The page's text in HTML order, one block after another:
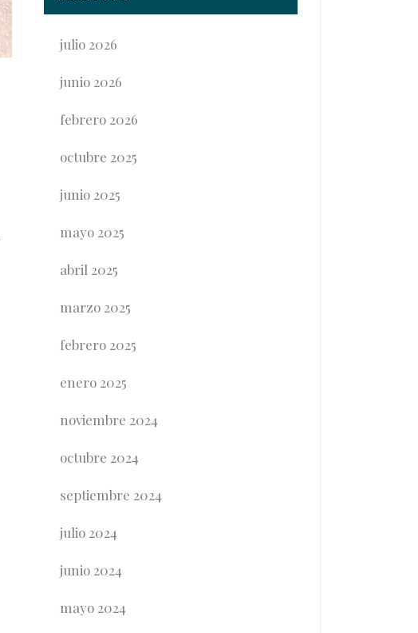
julio 2026
junio 2026
febrero 2026
octubre 2025
junio 2025
mayo 2025
abril 2025
marzo 2025
febrero 2025
enero 2025
noviembre 2024
octubre 2024
septiembre 2024
julio 2024
junio 2024
mayo 2024